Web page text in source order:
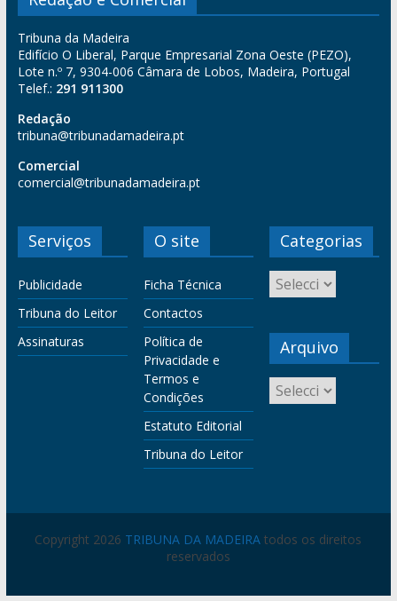
Tribuna da Madeira
Edifício O Liberal, Parque Empresarial Zona Oeste (PEZO),
Lote n.º 7, 9304-006 Câmara de Lobos, Madeira, Portugal
Telef.: 291 911300
Redação
tribuna@tribunadamadeira.pt
Comercial
comercial@tribunadamadeira.pt
Serviços
Publicidade
Tribuna do Leitor
Assinaturas
O site
Ficha Técnica
Contactos
Política de
Privacidade e
Termos e
Condições
Estatuto Editorial
Tribuna do Leitor
Categorias
Arquivo
Copyright 2026 TRIBUNA DA MADEIRA todos os direitos
reservados